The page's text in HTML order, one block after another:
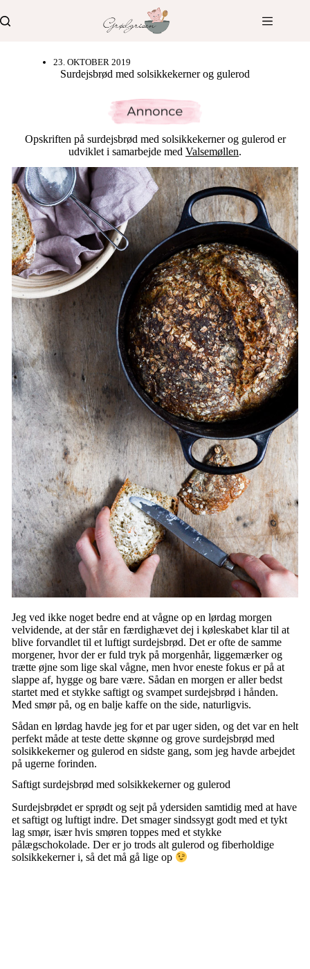
til
indhold
23. OKTOBER 2019
Surdejsbrød med solsikkekerner og gulerod
Opskriften på surdejsbrød med solsikkekerner og gulerod er
udviklet i samarbejde med Valsemøllen.
Jeg ved ikke noget bedre end at vågne op en lørdag morgen
velvidende, at der står en færdighævet dej i køleskabet klar til at
blive forvandlet til et luftigt surdejsbrød. Det er ofte de samme
morgener, hvor der er fuld tryk på morgenhår, liggemærker og
trætte øjne som lige skal vågne, men hvor eneste fokus er på at
slappe af, hygge og bare være. Sådan en morgen er aller bedst
startet med et stykke saftigt og svampet surdejsbrød i hånden.
Med smør på, og en balje kaffe on the side, naturligvis.
Sådan en lørdag havde jeg for et par uger siden, og det var en helt
perfekt måde at teste dette skønne og grove surdejsbrød med
solsikkekerner og gulerod en sidste gang, som jeg havde arbejdet
på ugerne forinden.
Saftigt surdejsbrød med solsikkekerner og gulerod
Surdejsbrødet er sprødt og sejt på ydersiden samtidig med at have
et saftigt og luftigt indre. Det smager sindssygt godt med et tykt
lag smør, især hvis smøren toppes med et stykke
pålægschokolade. Der er jo trods alt gulerod og fiberholdige
solsikkekerner i, så det må gå lige op